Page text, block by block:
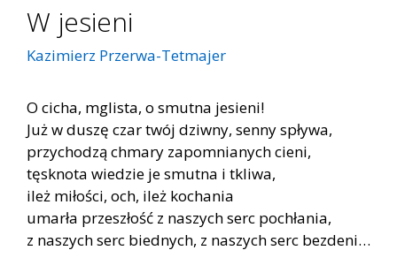
W jesieni
Kazimierz Przerwa-Tetmajer
O cicha, mglista, o smutna jesieni!
Już w duszę czar twój dziwny, senny spływa,
przychodzą chmary zapomnianych cieni,
tęsknota wiedzie je smutna i tkliwa,
ileż miłości, och, ileż kochania
umarła przeszłość z naszych serc pochłania,
z naszych serc biednych, z naszych serc bezdeni…